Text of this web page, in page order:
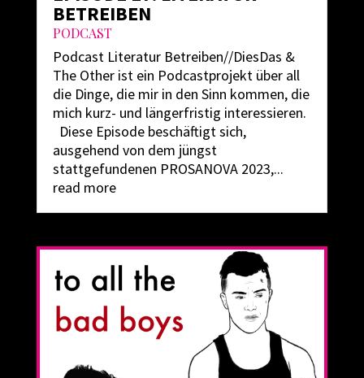
BETREIBEN
PODCAST
Podcast Literatur Betreiben//DiesDas &
The Other ist ein Podcastprojekt über all
die Dinge, die mir in den Sinn kommen, die
mich kurz- und längerfristig interessieren.
Diese Episode beschäftigt sich,
ausgehend von dem jüngst
stattgefundenen PROSANOVA 2023,...
read more